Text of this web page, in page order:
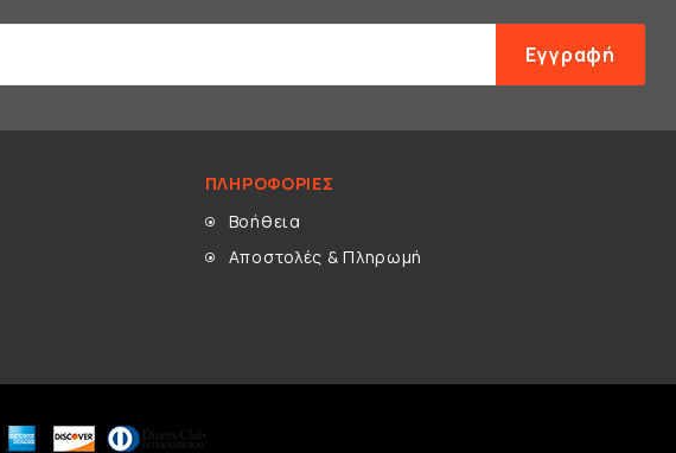
Εγγραφή
ΠΛΗΡΟΦΟΡΊΕΣ
Βοήθεια
Αποστολές & Πληρωμή